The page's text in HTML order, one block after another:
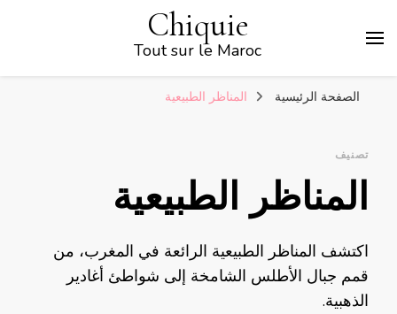
Chiquie
Tout sur le Maroc
الصفحة الرئيسية المناظر الطبيعية
تصنيف
المناظر الطبيعية
اكتشف المناظر الطبيعية الرائعة في المغرب، من
قمم جبال الأطلس الشامخة إلى شواطئ أغادير
الذهبية.